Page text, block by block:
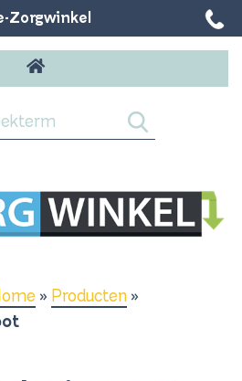
Zorgwinkel
» Producten »